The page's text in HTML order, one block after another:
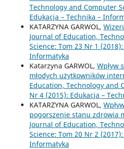
Technology and Computer
Edukacja – Technika –
KATARZYNA GARWOL,
Journal of Education,
Science: Tom 23 Nr 1
Informatyka
Katarzyna GARWOL, Wpływ
młodych użytkowników
Education, Technology and
Nr 4 (2015): Edukacja –
KATARZYNA GARWOL,
pogorszenie stanu zdrowia
Journal of Education,
Science: Tom 20 Nr 2
Informatyka